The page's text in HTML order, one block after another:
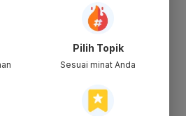
Pilih Topik
Sesuai minat Anda